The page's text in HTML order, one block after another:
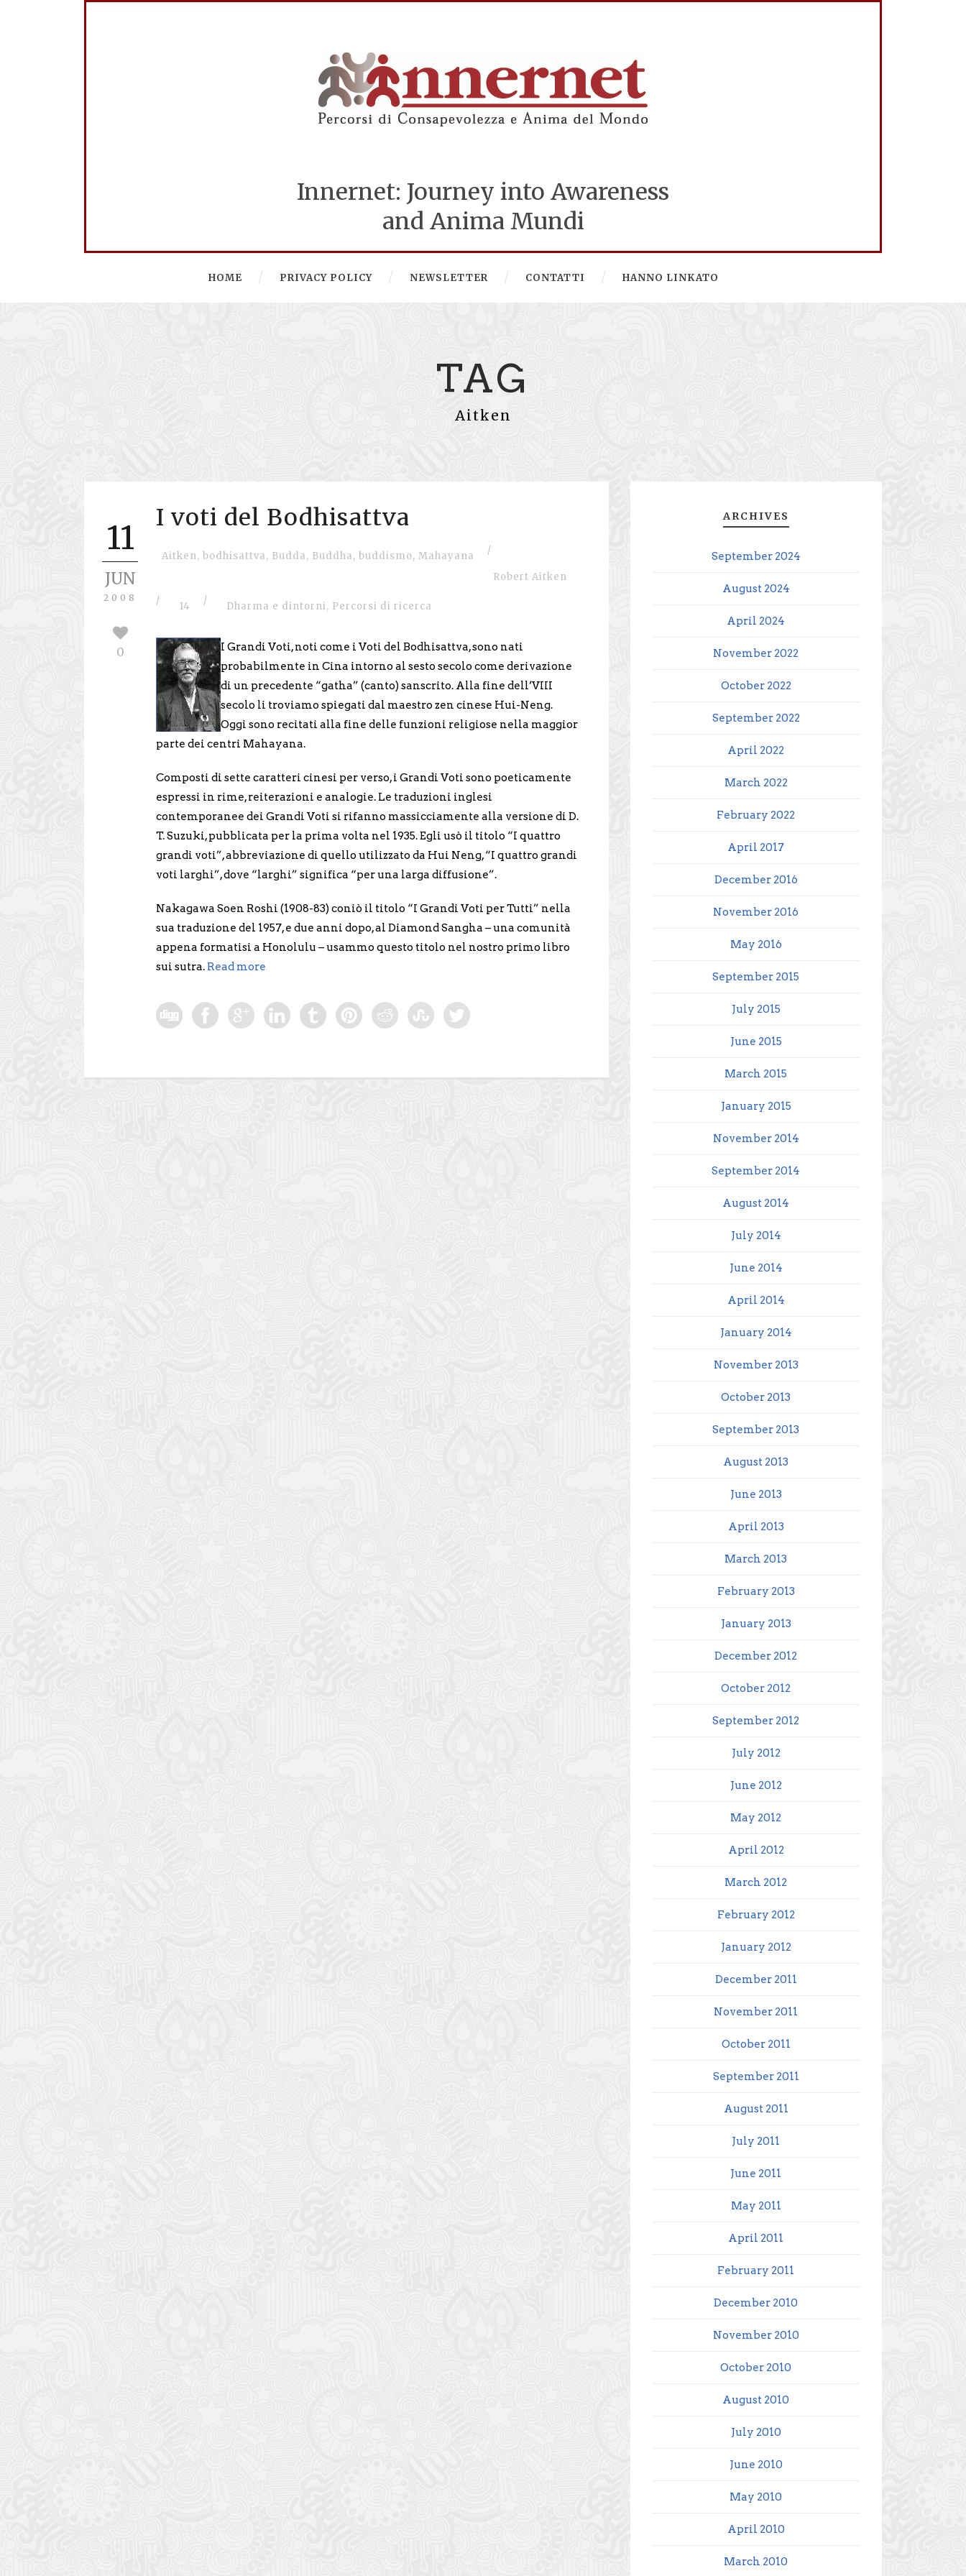
Innernet: Journey into Awareness
and Anima Mundi
HOME PRIVACY POLICY NEWSLETTER CONTATTI HANNO LINKATO
TAG
Aitken
11
JUN
2008
0
I voti del Bodhisattva
Aitken, bodhisattva, Budda, Buddha, buddismo, Mahayana /
Robert Aitken
/
14 / Dharma e dintorni, Percorsi di ricerca
I Grandi Voti, noti come i Voti del Bodhisattva, sono nati
probabilmente in Cina intorno al sesto secolo come derivazione
di un precedente “gatha” (canto) sanscrito. Alla fine dell’VIII
secolo li troviamo spiegati dal maestro zen cinese Hui-Neng.
Oggi sono recitati alla fine delle funzioni religiose nella maggior
parte dei centri Mahayana.
Composti di sette caratteri cinesi per verso, i Grandi Voti sono poeticamente
espressi in rime, reiterazioni e analogie. Le traduzioni inglesi
contemporanee dei Grandi Voti si rifanno massicciamente alla versione di D.
T. Suzuki, pubblicata per la prima volta nel 1935. Egli usò il titolo “I quattro
grandi voti”, abbreviazione di quello utilizzato da Hui Neng, “I quattro grandi
voti larghi”, dove “larghi” significa “per una larga diffusione”.
Nakagawa Soen Roshi (1908-83) coniò il titolo “I Grandi Voti per Tutti” nella
sua traduzione del 1957, e due anni dopo, al Diamond Sangha – una comunità
appena formatisi a Honolulu – usammo questo titolo nel nostro primo libro
sui sutra. Read more
ARCHIVES
September 2024
August 2024
April 2024
November 2022
October 2022
September 2022
April 2022
March 2022
February 2022
April 2017
December 2016
November 2016
May 2016
September 2015
July 2015
June 2015
March 2015
January 2015
November 2014
September 2014
August 2014
July 2014
June 2014
April 2014
January 2014
November 2013
October 2013
September 2013
August 2013
June 2013
April 2013
March 2013
February 2013
January 2013
December 2012
October 2012
September 2012
July 2012
June 2012
May 2012
April 2012
March 2012
February 2012
January 2012
December 2011
November 2011
October 2011
September 2011
August 2011
July 2011
June 2011
May 2011
April 2011
February 2011
December 2010
November 2010
October 2010
August 2010
July 2010
June 2010
May 2010
April 2010
March 2010